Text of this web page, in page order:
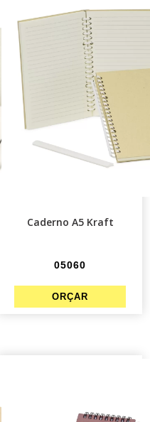
Caderno A5 Kraft
05060